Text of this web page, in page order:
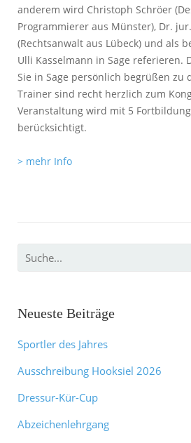
anderem wird Christoph Schröer
Programmierer aus Münster), Dr.
(Rechtsanwalt aus Lübeck) und als
Ulli Kasselmann in Sage referieren.
Sie in Sage persönlich begrüßen zu
Trainer sind recht herzlich zum
Veranstaltung wird mit 5
berücksichtigt.
> mehr Info
Neueste Beiträge
Sportler des Jahres
Ausschreibung Hooksiel 2026
Dressur-Kür-Cup
Abzeichenlehrgang